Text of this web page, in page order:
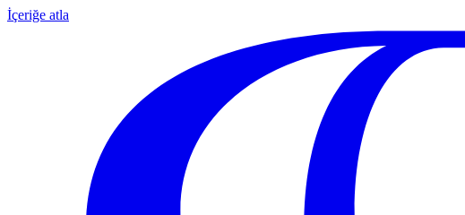
İçeriğe atla